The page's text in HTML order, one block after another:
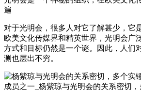
遍
对于光明会，很多人对它了解甚少，它
欧美文化传媒界和精英世界，光明会广
方式和目标仍然是一个谜。因此，人们
测也层出不穷。